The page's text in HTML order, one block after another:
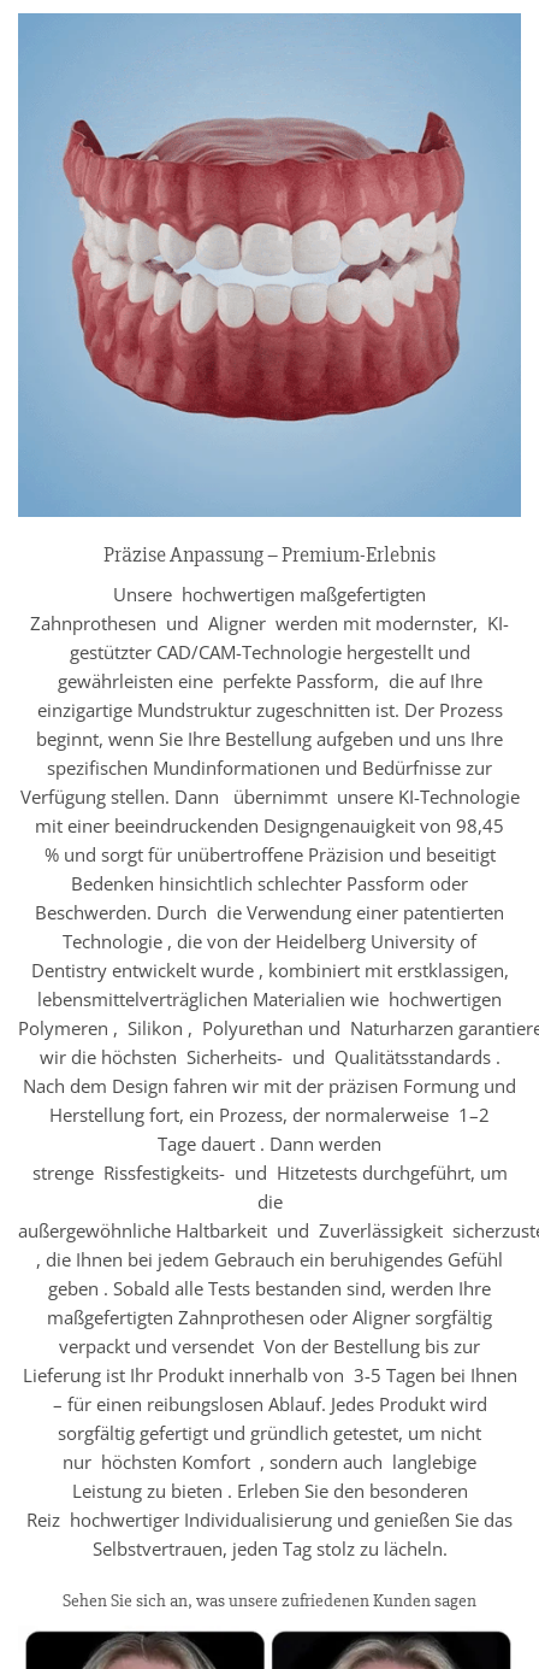
Präzise Anpassung – Premium-Erlebnis
Unsere hochwertigen maßgefertigten
Zahnprothesen und Aligner werden mit modernster, KI-
gestützter CAD/CAM-Technologie hergestellt und
gewährleisten eine perfekte Passform, die auf Ihre
einzigartige Mundstruktur zugeschnitten ist. Der Prozess
beginnt, wenn Sie Ihre Bestellung aufgeben und uns Ihre
spezifischen Mundinformationen und Bedürfnisse zur
Verfügung stellen. Dann übernimmt unsere KI-Technologie
mit einer beeindruckenden Designgenauigkeit von 98,45
% und sorgt für unübertroffene Präzision und beseitigt
Bedenken hinsichtlich schlechter Passform oder
Beschwerden. Durch die Verwendung einer patentierten
Technologie , die von der Heidelberg University of
Dentistry entwickelt wurde , kombiniert mit erstklassigen,
lebensmittelverträglichen Materialien wie hochwertigen
Polymeren , Silikon , Polyurethan und Naturharzen
wir die höchsten Sicherheits- und Qualitätsstandards .
Nach dem Design fahren wir mit der präzisen Formung und
Herstellung fort, ein Prozess, der normalerweise 1–2
Tage dauert . Dann werden
strenge Rissfestigkeits- und Hitzetests durchgeführt, um
die
außergewöhnliche Haltbarkeit und Zuverlässigkeit
, die Ihnen bei jedem Gebrauch ein beruhigendes Gefühl
geben . Sobald alle Tests bestanden sind, werden Ihre
maßgefertigten Zahnprothesen oder Aligner sorgfältig
verpackt und versendet Von der Bestellung bis zur
Lieferung ist Ihr Produkt innerhalb von 3-5 Tagen bei Ihnen
– für einen reibungslosen Ablauf. Jedes Produkt wird
sorgfältig gefertigt und gründlich getestet, um nicht
nur höchsten Komfort , sondern auch langlebige
Leistung zu bieten . Erleben Sie den besonderen
Reiz hochwertiger Individualisierung und genießen Sie das
Selbstvertrauen, jeden Tag stolz zu lächeln.
Sehen Sie sich an, was unsere zufriedenen Kunden sagen